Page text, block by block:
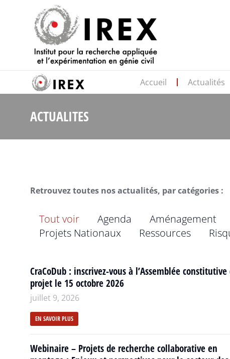
Accueil Actualités
ACTUALITES
Retrouvez toutes nos actualités, par catégories :
Tout voir Agenda Aménagement
Projets Nationaux
Ressources
CraCoDub : inscrivez-vous à l’Assemblée constitutive
projet le 15 octobre 2026
juillet 9, 2026
EN SAVOIR PLUS
Webinaire – Projets de recherche collaborative en